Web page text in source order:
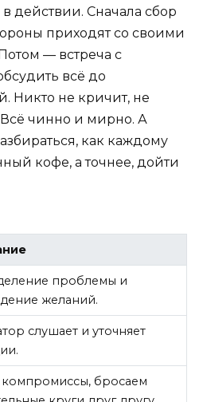
в действии. Сначала сбор
приходят со своими
— встреча с
всё до
Никто не кричит, не
чинно и мирно. А
как каждому
кофе, а точнее, дойти
проблемы и
желаний.
слушает и уточняет
бросаем